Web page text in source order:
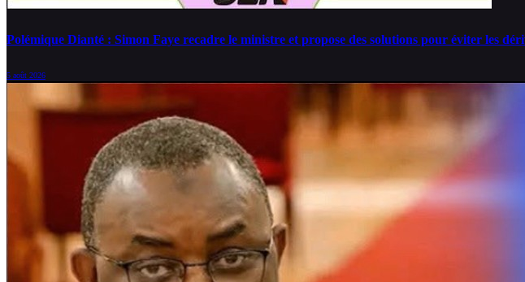
Polémique Dianté : Simon Faye recadre le ministre et propose des solutions pour éviter les
5 août 2026